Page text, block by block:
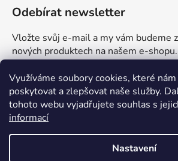
Využíváme soubory cookies, které
poskytovat a zlepšovat naše služby.
tohoto webu vyjadřujete souhlas s
informací
Nastavení
Odebírat newsletter
Vložte svůj e-mail a my vám budeme
nových produktech na našem e-shopu.
E-mail
PŘIHLÁSIT SE